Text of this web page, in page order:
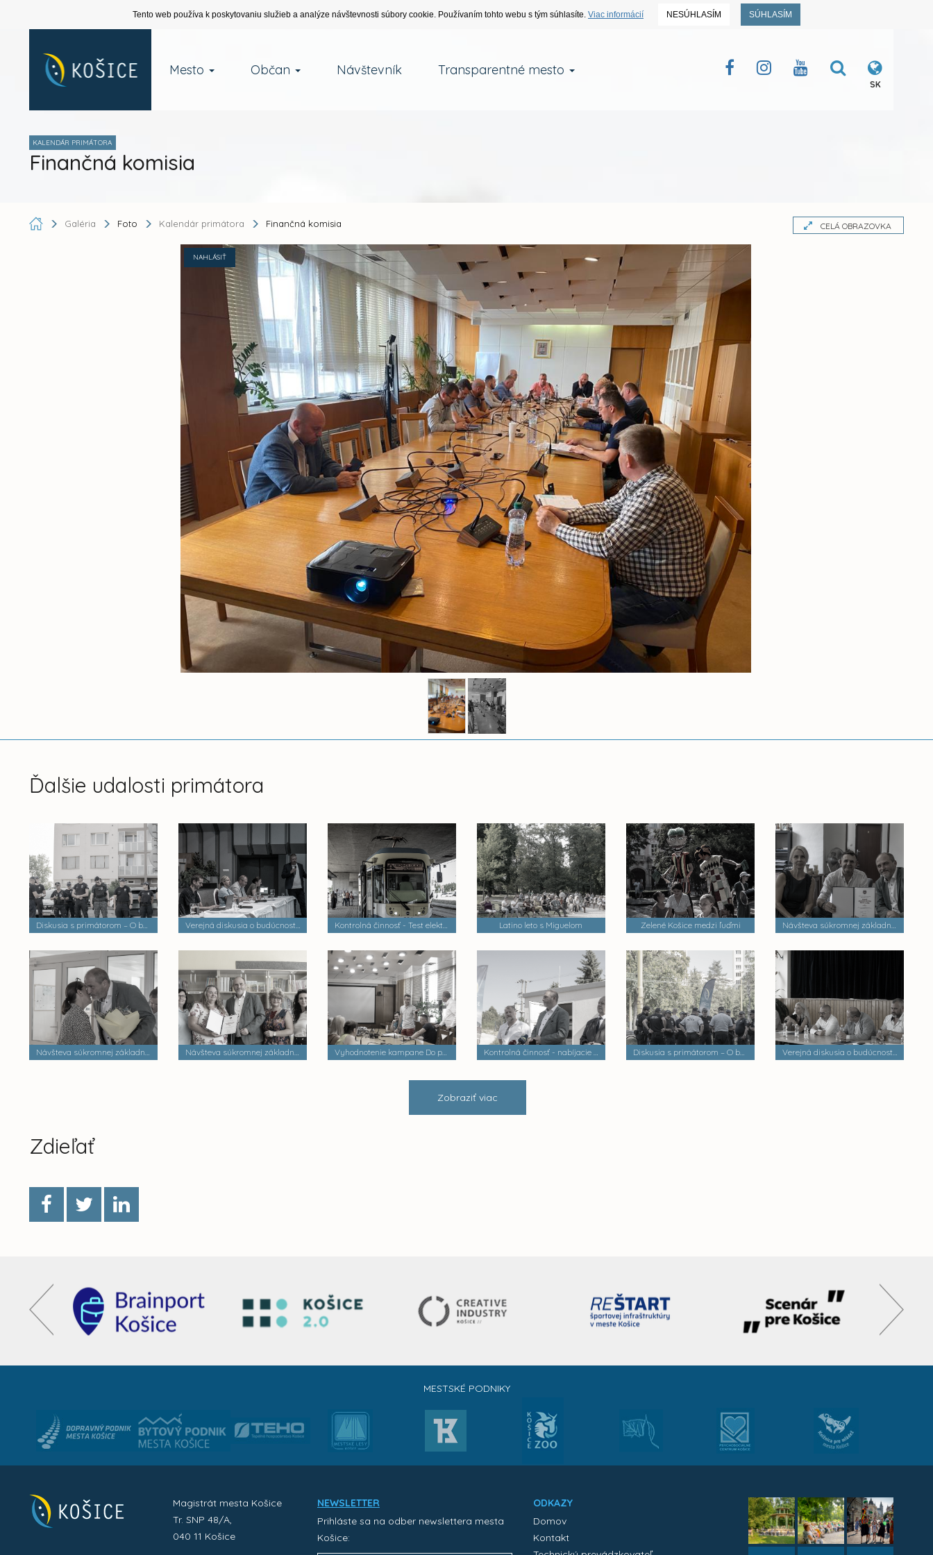
Tento web používa k poskytovaniu služieb a analýze návštevnosti súbory cookie. Používaním tohto webu s tým súhlasíte. Viac informácií NESÚHLASÍM SÚHLASÍM
Mesto Občan Návštevník Transparentné mesto
SK
KALENDÁR PRIMÁTORA
Finančná komisia
Galéria Foto Kalendár primátora Finančná komisia CELÁ OBRAZOVKA
NAHLÁSIŤ
Ďalšie udalosti primátora
Diskusia s primátorom – O bezpečnosti a verejnom poriadku Verejná diskusia o budúcnosti mestských častí Kontrolná činnosť - Test električiek a trate MET 2 Latino leto s Miguelom Zelené Košice medzi ľuďmi Návšteva súkromnej základnej umeleckej školy Zádielska
Návšteva súkromnej základnej školy Dobrá škola n.o. Návšteva súkromnej základnej školy Palackého Vyhodnotenie kampane Do práce na bicykli Kontrolná činnosť - nabíjacie stanice elektrobusov Diskusia s primátorom – O bezpečnosti a verejnom poriadku Verejná diskusia o budúcnosti mestských častí
Zobraziť viac
Zdieľať
MESTSKÉ PODNIKY
Magistrát mesta Košice
Tr. SNP 48/A,
040 11 Košice
NEWSLETTER
Prihláste sa na odber newslettera mesta
Košice:
ODKAZY
Domov
Kontakt